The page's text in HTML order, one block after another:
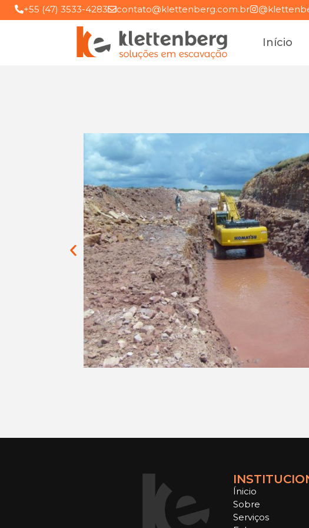
+55 (47) 3533-4283 contato@klettenberg.com.br
Início
Ínicio
Sobre
Serviços